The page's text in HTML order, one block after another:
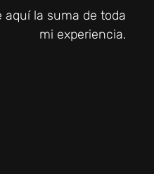
aquí la suma de toda
mi experiencia.